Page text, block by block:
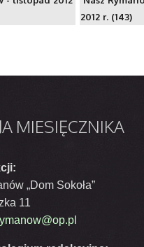
2012 r. (143)
MIESIĘCZNIKA
„Dom Sokoła”
11